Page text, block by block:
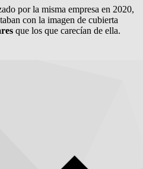
por la misma empresa en 2020,
con la imagen de cubierta
que los que carecían de ella.